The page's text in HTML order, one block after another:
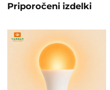
Priporočeni izdelki